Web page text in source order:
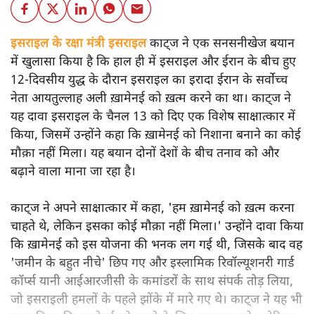
इसराइल के रक्षा मंत्री इसराइलकाट्ज ने एक सनसनीखेज बयान
में खुलासा किया है कि हाल ही में इसराइल और ईरान के बीच हुए
12-दिवसीय युद्ध के दौरान इसराइल का इरादा ईरान के सर्वोच्च
नेता आयतुल्लाह अली ख़ामेनई को ख़त्म करने का था। काट्ज ने
यह दावा इसराइल के चैनल 13 को दिए एक विशेष साक्षात्कार में
किया, जिसमें उन्होंने कहा कि ख़ामेनई को निशाना बनाने का कोई
मौक़ा नहीं मिला। यह बयान दोनों देशों के बीच तनाव को और
बढ़ाने वाला माना जा रहा है।
काट्ज ने अपने साक्षात्कार में कहा, 'हम ख़ामेनई को ख़त्म करना
चाहते थे, लेकिन इसका कोई मौक़ा नहीं मिला।' उन्होंने दावा किया
कि ख़ामेनई को इस योजना की भनक लग गई थी, जिसके बाद वह
'जमीन के बहुत नीचे' छिप गए और इस्लामिक रिवॉल्यूशनरी गार्ड
कॉर्प्स यानी आईआरजीसी के कमांडरों के साथ संपर्क तोड़ लिया,
जो इसराइली हमलों के पहले झोंके में मारे गए थे। काट्ज ने यह भी